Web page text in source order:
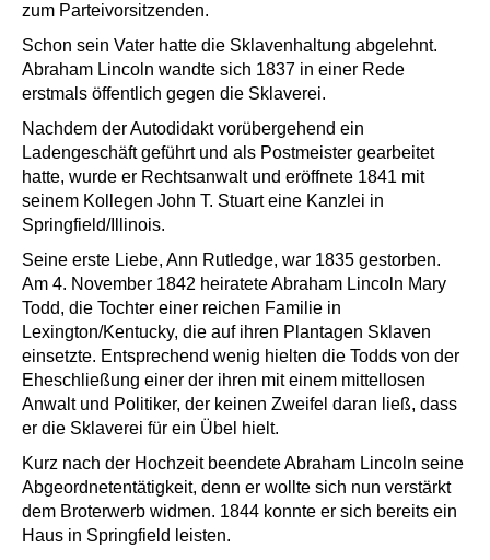
zum Parteivorsitzenden.
Schon sein Vater hatte die Sklavenhaltung abgelehnt.
Abraham Lincoln wandte sich 1837 in einer Rede
erstmals öffentlich gegen die Sklaverei.
Nachdem der Autodidakt vorübergehend ein
Ladengeschäft geführt und als Postmeister gearbeitet
hatte, wurde er Rechtsanwalt und eröffnete 1841 mit
seinem Kollegen John T. Stuart eine Kanzlei in
Springfield/Illinois.
Seine erste Liebe, Ann Rutledge, war 1835 gestorben.
Am 4. November 1842 heiratete Abraham Lincoln Mary
Todd, die Tochter einer reichen Familie in
Lexington/Kentucky, die auf ihren Plantagen Sklaven
einsetzte. Entsprechend wenig hielten die Todds von der
Eheschließung einer der ihren mit einem mittellosen
Anwalt und Politiker, der keinen Zweifel daran ließ, dass
er die Sklaverei für ein Übel hielt.
Kurz nach der Hochzeit beendete Abraham Lincoln seine
Abgeordnetentätigkeit, denn er wollte sich nun verstärkt
dem Broterwerb widmen. 1844 konnte er sich bereits ein
Haus in Springfield leisten.